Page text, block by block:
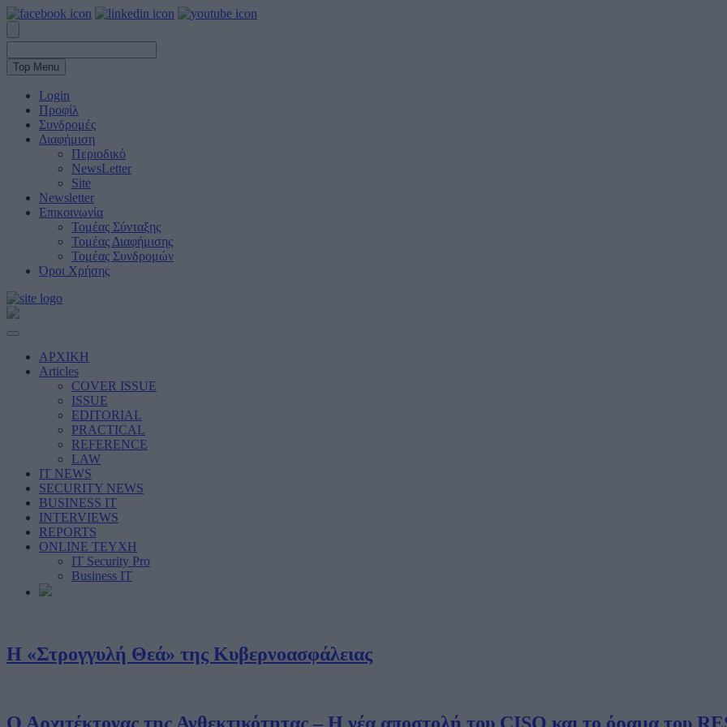
Top Menu
Login
Προφίλ
Συνδρομές
Διαφήμιση
Περιοδικό
NewsLetter
Site
Newsletter
Επικοινωνία
Τομέας Σύνταξης
Τομέας Διαφήμισης
Τομέας Συνδρομών
Όροι Χρήσης
ΑΡΧΙΚΗ
Articles
COVER ISSUE
ISSUE
EDITORIAL
PRACTICAL
REFERENCE
LAW
IT NEWS
SECURITY NEWS
BUSINESS IT
INTERVIEWS
REPORTS
ONLINE ΤΕΥΧΗ
IT Security Pro
Business IT
Η «Στρογγυλή Θεά» της Κυβερνοασφάλειας
Ο Αρχιτέκτονας της Ανθεκτικότητας – Η νέα αποστολή του CISO και το όραμα του